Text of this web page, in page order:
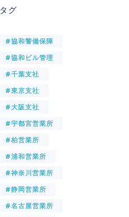
タグ
#協和警備保障
#協和ビル管理
#千葉支社
#東京支社
#大阪支社
#宇都宮営業所
#柏営業所
#浦和営業所
#神奈川営業所
#静岡営業所
#名古屋営業所